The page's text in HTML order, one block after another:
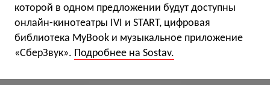
которой в одном предложении будут доступны
онлайн-кинотеатры IVI и START, цифровая
библиотека MyBook и музыкальное приложение
«СберЗвук». Подробнее на Sostav.